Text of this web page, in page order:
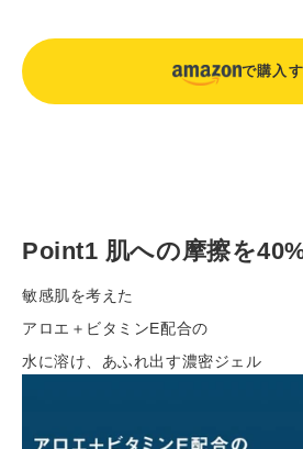
で購入
商
を
入
れ
Point1 肌への摩擦を
敏感肌を考えた
アロエ＋ビタミンE配合の
水に溶け、あふれ出す濃密ジェル